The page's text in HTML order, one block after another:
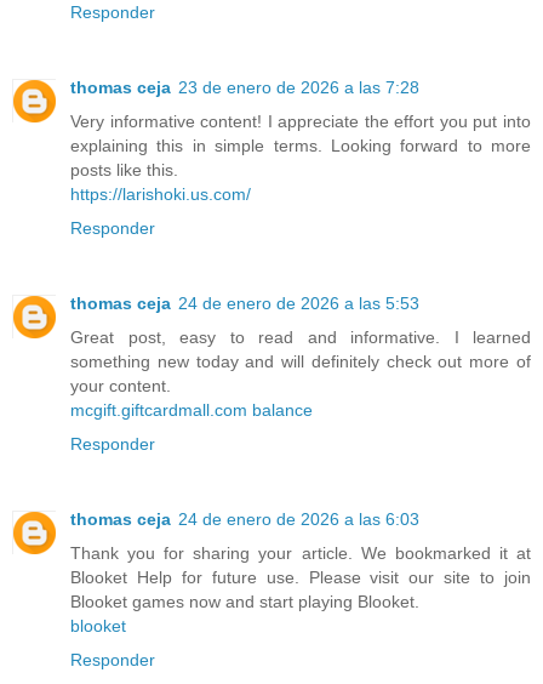
Responder
thomas ceja 23 de enero de 2026 a las 7:28
Very informative content! I appreciate the effort you put into
explaining this in simple terms. Looking forward to more
posts like this.
https://larishoki.us.com/
Responder
thomas ceja 24 de enero de 2026 a las 5:53
Great post, easy to read and informative. I learned
something new today and will definitely check out more of
your content.
mcgift.giftcardmall.com balance
Responder
thomas ceja 24 de enero de 2026 a las 6:03
Thank you for sharing your article. We bookmarked it at
Blooket Help for future use. Please visit our site to join
Blooket games now and start playing Blooket.
blooket
Responder